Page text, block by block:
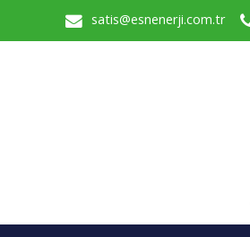
satis@esnenerji.com.tr